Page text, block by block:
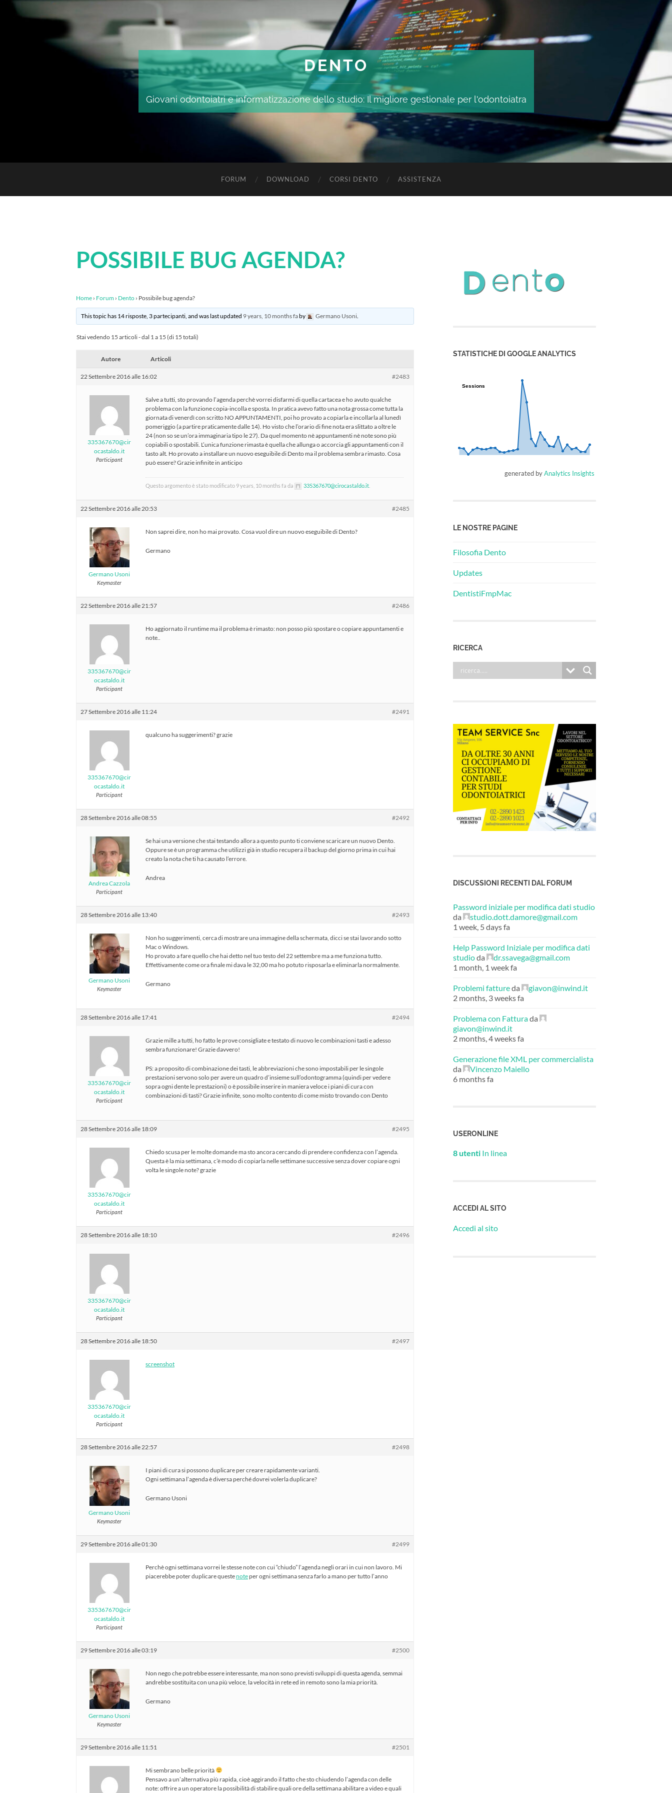
DENTO
Giovani odontoiatri e informatizzazione dello studio: Il migliore gestionale per l'odontoiatra
FORUM DOWNLOAD CORSI DENTO ASSISTENZA
POSSIBILE BUG AGENDA?
Home › Forum › Dento › Possibile bug agenda?
This topic has 14 risposte, 3 partecipanti, and was last updated 9 years, 10 months faby Germano Usoni
Stai vedendo 15 articoli - dal 1 a 15 (di 15 totali)
Autore Articoli
22 Settembre 2016 alle 16:02 #2483
335367670@cir
ocastaldo.it
Participant
Salve a tutti, sto provando l’agenda perchè vorrei disfarmi di quella cartacea e ho avuto qualche
problema con la funzione copia-incolla e sposta. In pratica avevo fatto una nota grossa come tutta la
giornata di venerdì con scritto NO APPUNTAMENTI, poi ho provato a copiarla e incollarla al lunedì
pomeriggio (a partire praticamente dalle 14). Ho visto che l’orario di fine nota era slittato a oltre le
24 (non so se un’ora immaginaria tipo le 27). Da quel momento nè appuntamenti nè note sono più
copiabili o spostabili. L’unica funzione rimasta è quella che allunga o accorcia gli appuntamenti con il
tasto alt. Ho provato a installare un nuovo eseguibile di Dento ma il problema sembra rimasto. Cosa
può essere? Grazie infinite in anticipo
Questo argomento è stato modificato 9 years, 10 months fa da 335367670@cirocastaldo.it
22 Settembre 2016 alle 20:53 #2485
Germano Usoni
Keymaster
Non saprei dire, non ho mai provato. Cosa vuol dire un nuovo eseguibile di Dento?
Germano
22 Settembre 2016 alle 21:57 #2486
335367670@cir
ocastaldo.it
Participant
Ho aggiornato il runtime ma il problema è rimasto: non posso più spostare o copiare appuntamenti e
note..
27 Settembre 2016 alle 11:24 #2491
335367670@cir
ocastaldo.it
Participant
qualcuno ha suggerimenti? grazie
28 Settembre 2016 alle 08:55 #2492
Andrea Cazzola
Participant
Se hai una versione che stai testando allora a questo punto ti conviene scaricare un nuovo Dento.
Oppure se è un programma che utilizzi già in studio recupera il backup del giorno prima in cui hai
creato la nota che ti ha causato l’errore.
Andrea
28 Settembre 2016 alle 13:40 #2493
Germano Usoni
Keymaster
Non ho suggerimenti, cerca di mostrare una immagine della schermata, dicci se stai lavorando sotto
Mac o Windows.
Ho provato a fare quello che hai detto nel tuo testo del 22 settembre ma a me funziona tutto.
Effettivamente come ora finale mi dava le 32,00 ma ho potuto risposarla e eliminarla normalmente.
Germano
28 Settembre 2016 alle 17:41 #2494
335367670@cir
ocastaldo.it
Participant
Grazie mille a tutti, ho fatto le prove consigliate e testato di nuovo le combinazioni tasti e adesso
sembra funzionare! Grazie davvero!
PS: a proposito di combinazione dei tasti, le abbreviazioni che sono impostabili per le singole
prestazioni servono solo per avere un quadro d’insieme sull’odontogramma (quindi per vedere
sopra ogni dente le prestazioni) o è possibile inserire in maniera veloce i piani di cura con
combinazioni di tasti? Grazie infinite, sono molto contento di come misto trovando con Dento
28 Settembre 2016 alle 18:09 #2495
335367670@cir
ocastaldo.it
Participant
Chiedo scusa per le molte domande ma sto ancora cercando di prendere confidenza con l’agenda.
Questa è la mia settimana, c’è modo di copiarla nelle settimane successive senza dover copiare ogni
volta le singole note? grazie
28 Settembre 2016 alle 18:10 #2496
335367670@cir
ocastaldo.it
Participant
28 Settembre 2016 alle 18:50 #2497
335367670@cir
ocastaldo.it
Participant
screenshot
28 Settembre 2016 alle 22:57 #2498
Germano Usoni
Keymaster
I piani di cura si possono duplicare per creare rapidamente varianti.
Ogni settimana l’agenda è diversa perché dovrei volerla duplicare?
Germano Usoni
29 Settembre 2016 alle 01:30 #2499
335367670@cir
ocastaldo.it
Participant
Perchè ogni settimana vorrei le stesse note con cui “chiudo” l’agenda negli orari in cui non lavoro. Mi
piacerebbe poter duplicare questenoteper ogni settimana senza farlo a mano per tutto l’anno
29 Settembre 2016 alle 03:19 #2500
Germano Usoni
Keymaster
Non nego che potrebbe essere interessante, ma non sono previsti sviluppi di questa agenda, semmai
andrebbe sostituita con una più veloce, la velocità in rete ed in remoto sono la mia priorità.
Germano
29 Settembre 2016 alle 11:51 #2501
Mi sembrano belle priorità
Pensavo a un’alternativa più rapida, cioè aggirando il fatto che sto chiudendo l’agenda con delle
note: offrire a un operatore la possibilità di stabilire quali ore della settimana abilitare a video e quali
STATISTICHE DI GOOGLE ANALYTICS
Sessions
Sessions
generated byAnalytics Insights
LE NOSTRE PAGINE
Filosofia Dento
Updates
DentistiFmpMac
RICERCA
DISCUSSIONI RECENTI DAL FORUM
Password iniziale per modifica dati studio
da
studio.dott.damore@gmail.com
1 week, 5 days fa
Help Password Iniziale per modifica dati
studioda
dr.ssavega@gmail.com
1 month, 1 week fa
Problemi fattureda
giavon@inwind.it
2 months, 3 weeks fa
Problema con Fatturada
giavon@inwind.it
2 months, 4 weeks fa
Generazione file XML per commercialista
da
Vincenzo Maiello
6 months fa
USERONLINE
8 utenti In linea
ACCEDI AL SITO
Accedi al sito